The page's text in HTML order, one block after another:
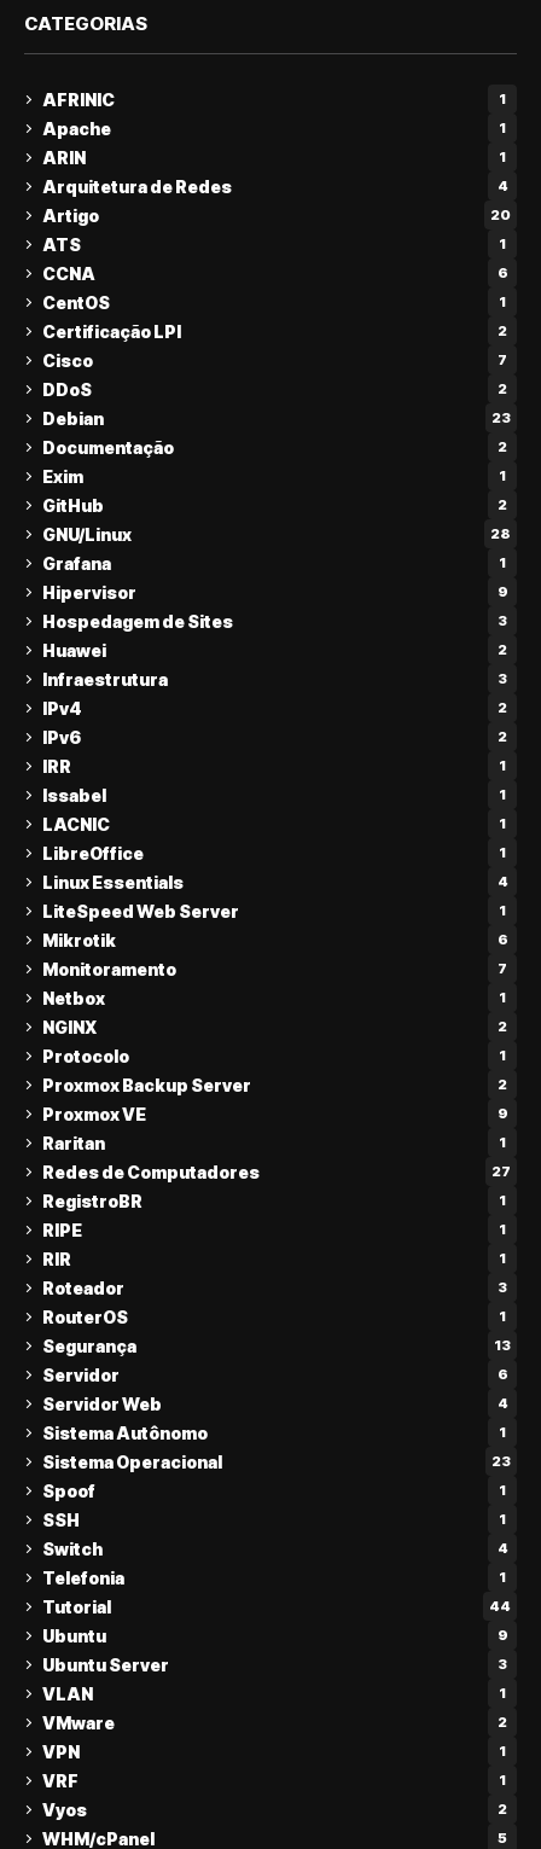
CATEGORIAS
AFRINIC 1
Apache 1
ARIN 1
Arquitetura de Redes 4
Artigo 20
ATS 1
CCNA 6
CentOS 1
Certificação LPI 2
Cisco 7
DDoS 2
Debian 23
Documentação 2
Exim 1
GitHub 2
GNU/Linux 28
Grafana 1
Hipervisor 9
Hospedagem de Sites 3
Huawei 2
Infraestrutura 3
IPv4 2
IPv6 2
IRR 1
Issabel 1
LACNIC 1
LibreOffice 1
Linux Essentials 4
LiteSpeed Web Server 1
Mikrotik 6
Monitoramento 7
Netbox 1
NGINX 2
Protocolo 1
Proxmox Backup Server 2
Proxmox VE 9
Raritan 1
Redes de Computadores 27
RegistroBR 1
RIPE 1
RIR 1
Roteador 3
RouterOS 1
Segurança 13
Servidor 6
Servidor Web 4
Sistema Autônomo 1
Sistema Operacional 23
Spoof 1
SSH 1
Switch 4
Telefonia 1
Tutorial 44
Ubuntu 9
Ubuntu Server 3
VLAN 1
VMware 2
VPN 1
VRF 1
Vyos 2
WHM/cPanel 5